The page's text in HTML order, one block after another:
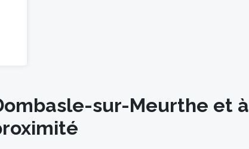
sur-Meurthe et à